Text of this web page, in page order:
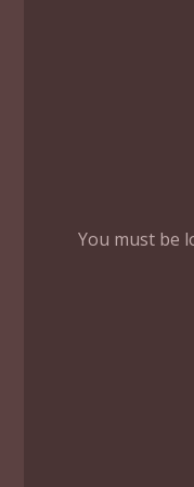
You must be